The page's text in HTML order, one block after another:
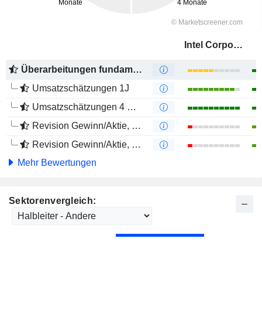
Intel Corporation
Überarbeitungen fundamentaler Schätzungen
Umsatzschätzungen 1J
Umsatzschätzungen 4 Monate
Revision Gewinn/Aktie, 1 Jahr
Revision Gewinn/Aktie, 4 Monate
Mehr Bewertungen
Sektorenvergleich: